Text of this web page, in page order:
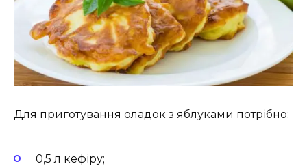
Для приготування оладок з яблуками потрібно:
0,5 л кефіру;